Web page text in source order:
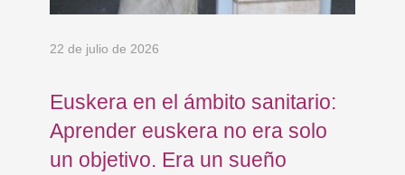
22 de julio de 2026
Euskera en el ámbito sanitario:
Aprender euskera no era solo
un objetivo. Era un sueño